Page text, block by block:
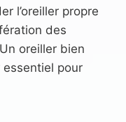
l’oreiller propre
des
oreiller bien
pour